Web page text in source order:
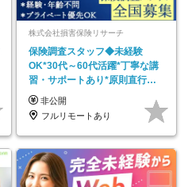
株式会社損害保険リサーチ
保険調査スタッフ◆未経験
OK*30代～60代活躍*丁寧な講
習・サポートあり*原則直行直
帰／全国募集・業務委託
非公開
フルリモートあり